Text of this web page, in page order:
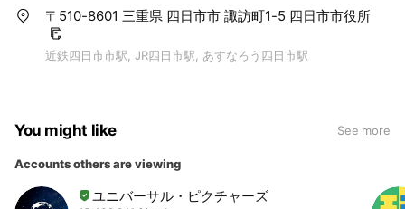
〒510-8601 三重県 四日市市 諏訪町1-5 四日市市役所
近鉄四日市市駅, JR四日市駅, あすなろう四日市駅
You might like See more
Accounts others are viewing
ユニバーサル・ピクチャーズ